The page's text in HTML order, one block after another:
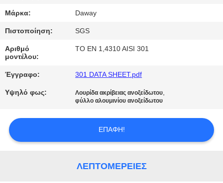
ΜΑΣ
ΕΛΆΤΕ
ΣΕ
ΕΠΑΦΉ
ΜΕ
ΖΗΤΉΣΤΕ
Μάρκα: Daway
Πιστοποίηση: SGS
Αριθμό
μοντέλου:
ΤΟ EN 1,4310 AISI 301
Έγγραφο: 301 DATA SHEET.pdf
Υψηλό φως: Λουρίδα ακρίβειας ανοξείδωτου,
φύλλο αλουμινίου ανοξείδωτου
ΕΠΑΦΉ!
ΛΕΠΤΟΜΈΡΕΙΕΣ